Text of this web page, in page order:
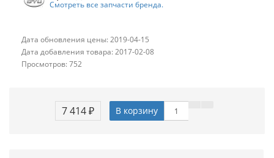
Смотреть все запчасти бренда.
Дата обновления цены: 2019-04-15
Дата добавления товара: 2017-02-08
Просмотров: 752
7 414 ₽ В корзину